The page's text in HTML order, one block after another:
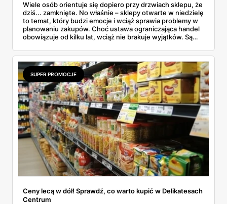
Wiele osób orientuje się dopiero przy drzwiach sklepu, że
dziś... zamknięte. No właśnie – sklepy otwarte w niedzielę
to temat, który budzi emocje i wciąż sprawia problemy w
planowaniu zakupów. Choć ustawa ograniczająca handel
obowiązuje od kilku lat, wciąż nie brakuje wyjątków. Są
jak to wygląda w praktyce? Czy mały osiedlowy sklepik
może działać? A co z Żabką czy stacjami benzynowymi? W
tym artykule rozwiewamy wątpliwości i pokazujemy, gdzie
w niedzielę można coś kupić – bez nerwów i krążenia po
mieście.
SUPER PROMOCJE
Ceny lecą w dół! Sprawdź, co warto kupić w Delikatesach
Centrum